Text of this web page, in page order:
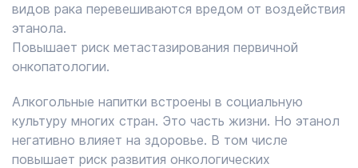
видов рака перевешиваются вредом от воздействия
этанола.
Повышает риск метастазирования первичной
онкопатологии.
Алкогольные напитки встроены в социальную
культуру многих стран. Это часть жизни. Но этанол
негативно влияет на здоровье. В том числе
повышает риск развития онкологических